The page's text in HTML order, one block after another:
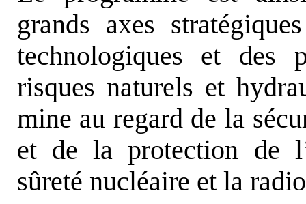
grands axes
technologiques et des
risques naturels et
mine au regard de la
et de la protection de
sûreté nucléaire et la